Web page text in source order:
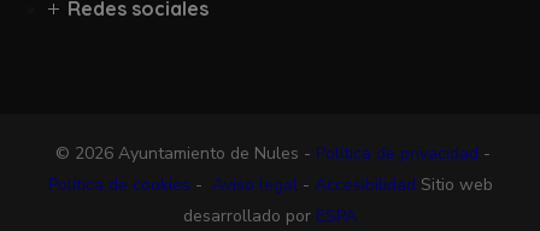
Redes sociales
© 2026 Ayuntamiento de Nules - Política de privacidad -
Política de cookies - Aviso legal- Accesibilidad Sitio web
desarrollado por ESPA